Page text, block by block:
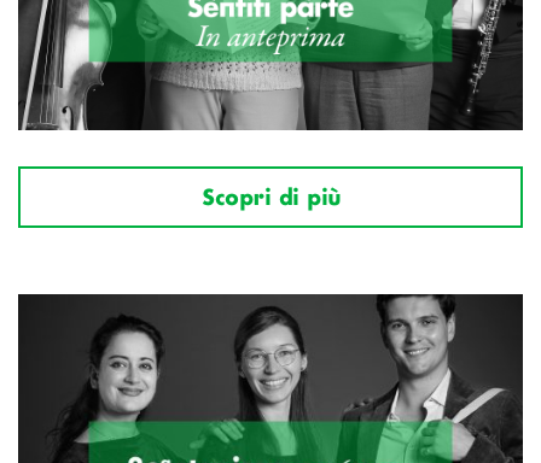
Scopri di più